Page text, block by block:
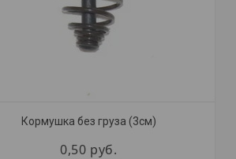
Кормушка без груза (3см)
0,50 руб.